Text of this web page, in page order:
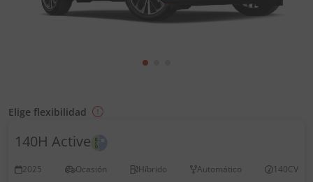
Elige flexibilidad
140H Active
2025 Ocasión Híbrido Automático 140CV